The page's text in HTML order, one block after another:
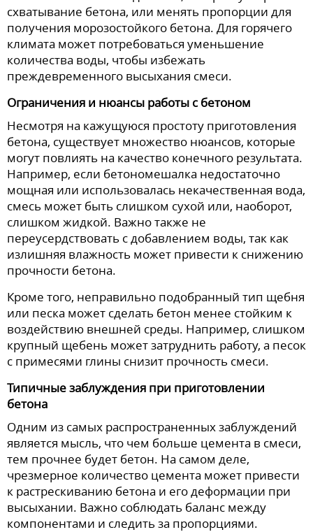
схватывание бетона, или менять пропорции для
получения морозостойкого бетона. Для горячего
климата может потребоваться уменьшение
количества воды, чтобы избежать
преждевременного высыхания смеси.
Ограничения и нюансы работы с бетоном
Несмотря на кажущуюся простоту приготовления
бетона, существует множество нюансов, которые
могут повлиять на качество конечного результата.
Например, если бетономешалка недостаточно
мощная или использовалась некачественная вода,
смесь может быть слишком сухой или, наоборот,
слишком жидкой. Важно также не
переусердствовать с добавлением воды, так как
излишняя влажность может привести к снижению
прочности бетона.
Кроме того, неправильно подобранный тип щебня
или песка может сделать бетон менее стойким к
воздействию внешней среды. Например, слишком
крупный щебень может затруднить работу, а песок
с примесями глины снизит прочность смеси.
Типичные заблуждения при приготовлении
бетона
Одним из самых распространенных заблуждений
является мысль, что чем больше цемента в смеси,
тем прочнее будет бетон. На самом деле,
чрезмерное количество цемента может привести
к растрескиванию бетона и его деформации при
высыхании. Важно соблюдать баланс между
компонентами и следить за пропорциями.